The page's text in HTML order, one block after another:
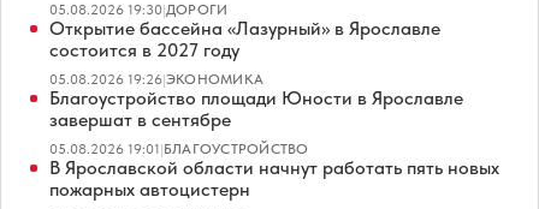
05.08.2026 19:30|ДОРОГИ
Открытие бассейна «Лазурный» в Ярославле
состоится в 2027 году
05.08.2026 19:26|ЭКОНОМИКА
Благоустройство площади Юности в Ярославле
завершат в сентябре
05.08.2026 19:01|БЛАГОУСТРОЙСТВО
В Ярославской области начнут работать пять новых
пожарных автоцистерн